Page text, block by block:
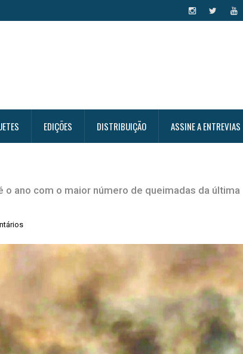
EDIÇÕES DISTRIBUIÇÃO ASSINE A ENTREVIAS
o ano com o maior número de queimadas da última